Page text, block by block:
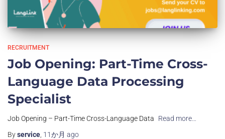
RECRUITMENT
Job Opening: Part-Time Cross-
Language Data Processing
Specialist
Job Opening – Part-Time Cross-Language Data
Read more…
Byservice 11か月 ago